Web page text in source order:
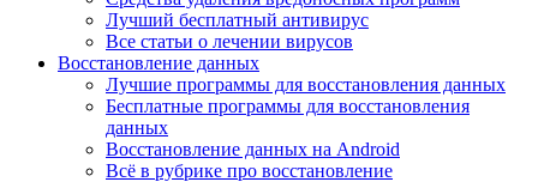
Лучший бесплатный антивирус
Все статьи о лечении вирусов
Восстановление данных
Лучшие программы для восстановления данных
Бесплатные программы для восстановления
данных
Восстановление данных на Android
Всё в рубрике про восстановление